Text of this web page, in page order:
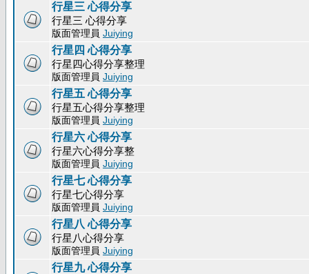
行星三 心得分享
行星三 心得分享
版面管理員 Juiying
行星四 心得分享
行星四心得分享整理
版面管理員 Juiying
行星五 心得分享
行星五心得分享整理
版面管理員 Juiying
行星六 心得分享
行星六心得分享整
版面管理員 Juiying
行星七 心得分享
行星七心得分享
版面管理員 Juiying
行星八 心得分享
行星八心得分享
版面管理員 Juiying
行星九 心得分享